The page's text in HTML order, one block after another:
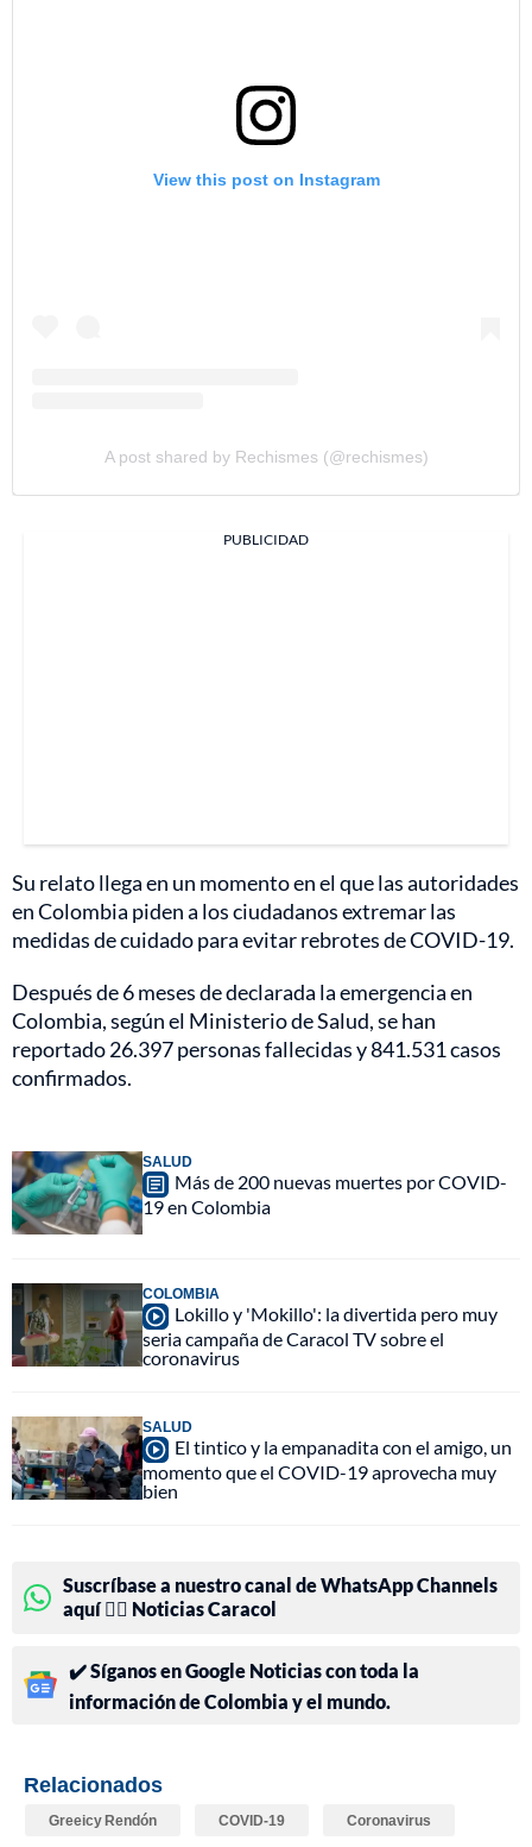
View this post on Instagram
A post shared by Rechismes (@rechismes)
PUBLICIDAD
Su relato llega en un momento en el que las autoridades
en Colombia piden a los ciudadanos extremar las
medidas de cuidado para evitar rebrotes de COVID-19.
Después de 6 meses de declarada la emergencia en
Colombia, según el Ministerio de Salud, se han
reportado 26.397 personas fallecidas y 841.531 casos
confirmados.
SALUD
Más de 200 nuevas muertes por COVID-
19 en Colombia
COLOMBIA
Lokillo y 'Mokillo': la divertida pero muy
seria campaña de Caracol TV sobre el
coronavirus
SALUD
El tintico y la empanadita con el amigo, un
momento que el COVID-19 aprovecha muy
bien
Suscríbase a nuestro canal de WhatsApp Channels
aquí 👉🏻 Noticias Caracol
✔️ Síganos en Google Noticias con toda la
información de Colombia y el mundo.
Relacionados
Greeicy Rendón COVID-19 Coronavirus